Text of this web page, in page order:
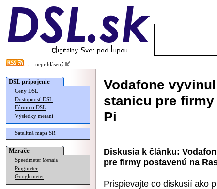
neprihlásený
DSL pripojenie
Ceny DSL
Dostupnosť DSL
Fórum o DSL
Výsledky meraní
Satelitná mapa SR
Merače
Speedmeter Merania
Pingmeter
Googlemeter
Vodafone
stanicu pre
Pi
Diskusia k článku:
pre firmy postavenú na
Prispievajte do diskusií ako